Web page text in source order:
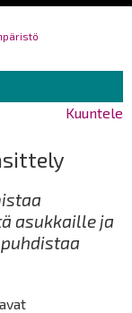
Kuuntele
asukkaille ja